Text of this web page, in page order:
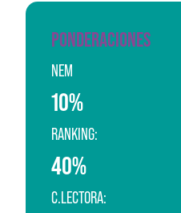
PONDERACIONES
NEM
10%
RANKING:
40%
C.LECTORA: